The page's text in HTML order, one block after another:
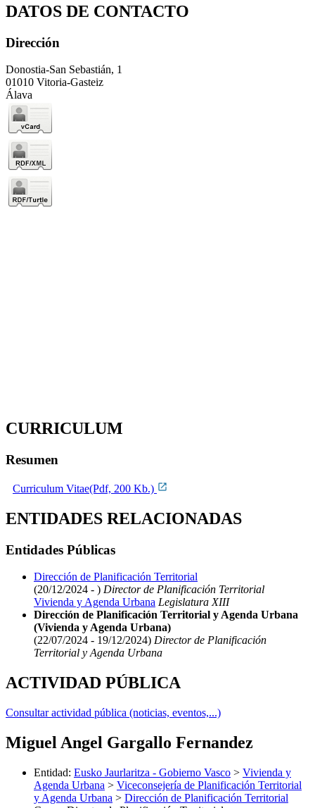
DATOS DE CONTACTO
Dirección
Donostia-San Sebastián, 1
01010 Vitoria-Gasteiz
Álava
CURRICULUM
Resumen
Curriculum Vitae(Pdf, 200 Kb.)
ENTIDADES RELACIONADAS
Entidades Públicas
Dirección de Planificación Territorial
(20/12/2024 - ) Director de Planificación Territorial
Vivienda y Agenda Urbana Legislatura XIII
Dirección de Planificación Territorial y Agenda Urbana
(Vivienda y Agenda Urbana)
(22/07/2024 - 19/12/2024) Director de Planificación
Territorial y Agenda Urbana
ACTIVIDAD PÚBLICA
Consultar actividad pública (noticias, eventos,...)
Miguel Angel Gargallo Fernandez
Entidad: Eusko Jaurlaritza - Gobierno Vasco > Vivienda y
Agenda Urbana > Viceconsejería de Planificación Territorial
y Agenda Urbana > Dirección de Planificación Territorial